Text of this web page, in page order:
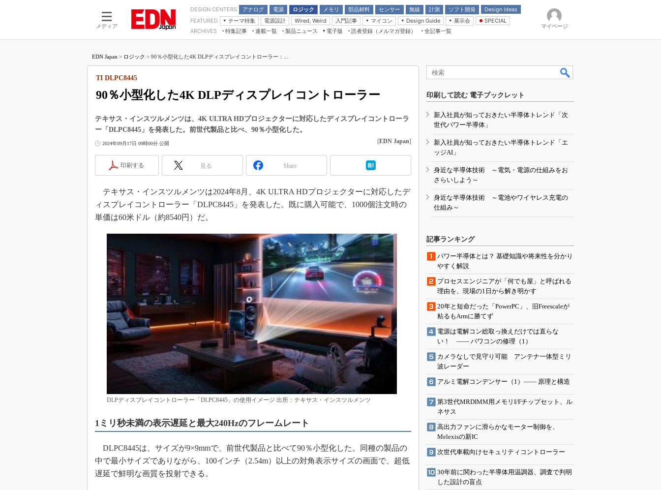
メディア
DESIGN CENTERS アナログ
電源
モーター
ロジック
LSI
メモリ
部品材料
受動部品
センサー 無線 計測 ソフト開発
Design Ideas
アナログ機能回路
計測とテスト
FEATURED
テーマ特集
つながるクルマ
エレクトロニクス入門
医療エレ（EE Times Japan）
製品解剖（EE Times Japan）
電源設計 Wired, Weird
入門記事
モーター入門
マイコン
マイコン講座
Design Guide
計測機器
展示会
CEATEC
組込み/エッジコンピューティング展
人とくるま展
SPECIAL
Microchip情報
ARCHIVES 特集記事
連載一覧
マイクロプロセッサ懐古録
たった2つの式で始めるDC/DCコン
バーターの設計
DC-DCコンバーター活用講座
Wired, Weird
マイコン講座
Q&Aで学ぶマイコン講座
記録計／データロガーの基礎知識
アナログ設計のきほん／ADCとノイ
ズ編
Bluetooth mesh入門
「SPICEの仕組みとその活用設計」
最新記事一覧
計測器メーカーから見た5G
USB Type-Cの登場で評価試験はど
IoT時代の無線規格を知る【Thread
IoT時代の無線規格を知る【Z-Wave
編】
製品ニュース
電子版
電子ブックレット
読者登録（メルマガ登録） 全記事一覧
マイページ
EDN Japan > ロジック > 90％小型化した4K DLPディスプレイコントローラー：...
90％小型化した4K DLPディスプレイコントローラー
TI DLPC8445
テキサス・インスツルメンツは、4K ULTRA HDプロジェクターに対応したディスプレイコントローラ
ー「DLPC8445」を発表した。前世代製品と比べ、90％小型化した。
2024年09月17日 09時00分 公開 [EDN Japan]
印刷する 見る Share
テキサス・インスツルメンツは2024年8月、4K ULTRA HDプロジェクターに対応したデ
ィスプレイコントローラー「DLPC8445」を発表した。既に購入可能で、1000個注文時の
単価は60米ドル（約8540円）だ。
DLPディスプレイコントローラー「DLPC8445」の使用イメージ 出所：テキサス・インスツルメンツ
1ミリ秒未満の表示遅延と最大240Hzのフレームレート
DLPC8445は、サイズが9×9mmで、前世代製品と比べて90％小型化した。同種の製品の
中で最小サイズでありながら、100インチ（2.54m）以上の対角表示サイズの画面で、超低
遅延で鮮明な画質を投射できる。
印刷して読む 電子ブックレット
新入社員が知っておきたい半導体トレンド「次
世代パワー半導体」
新入社員が知っておきたい半導体トレンド「エ
ッジAI」
身近な半導体技術 ～電気・電源の仕組みをお
さらいしよう～
身近な半導体技術 ～電池やワイヤレス充電の
仕組み～
記事ランキング
パワー半導体とは？ 基礎知識や将来性を分かり
やすく解説
プロセスエンジニアが「何でも屋」と呼ばれる
理由を、現場の1日から解き明かす
20年と短命だった「PowerPC」、旧Freescaleが
粘るもArmに勝てず
電源は電解コン総取っ換えだけでは直らな
い！ ―― パワコンの修理（1）
カメラなしで見守り可能 アンテナ一体型ミリ
波レーダー
アルミ電解コンデンサー（1）―― 原理と構造
第3世代MRDIMM用メモリI/Fチップセット、ル
ネサス
高出力ファンに滑らかなモーター制御を、
Melexisの新IC
次世代車載向けセキュリティコントローラー
30年前に関わった半導体用温調器、調査で判明
した設計の盲点